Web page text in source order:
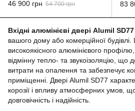
46 900 грн 54 700 грн
83
Вхідні алюмінієві двері Alumil SD77
вашого дому або комерційної будівлі.
високоякісного алюмінієвого
відмінну тепло- та звукоізоляцію, що
витрати на опалення та забезпечує
приміщенні. Двері Alumil SD77
корозії і впливу атмосферних умов,
довговічність і надійність.